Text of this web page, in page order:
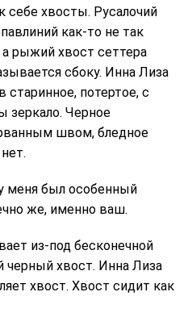
себе хвосты. Русалочий
как-то не так
рыжий хвост сеттера
сбоку. Инна Лиза
старинное, потертое, с
зеркало. Черное
швом, бледное
меня был особенный
же, именно ваш.
из-под бесконечной
черный хвост. Инна Лиза
хвост. Хвост сидит как